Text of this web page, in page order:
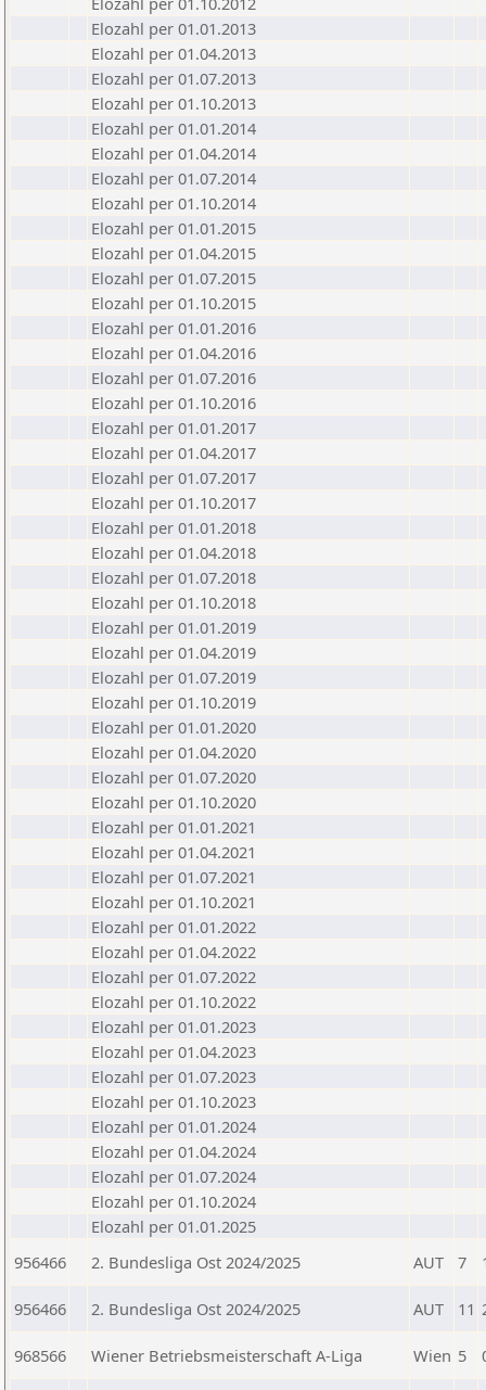
Elozahl per 01.01.2013
Elozahl per 01.04.2013
Elozahl per 01.07.2013
Elozahl per 01.10.2013
Elozahl per 01.01.2014
Elozahl per 01.04.2014
Elozahl per 01.07.2014
Elozahl per 01.10.2014
Elozahl per 01.01.2015
Elozahl per 01.04.2015
Elozahl per 01.07.2015
Elozahl per 01.10.2015
Elozahl per 01.01.2016
Elozahl per 01.04.2016
Elozahl per 01.07.2016
Elozahl per 01.10.2016
Elozahl per 01.01.2017
Elozahl per 01.04.2017
Elozahl per 01.07.2017
Elozahl per 01.10.2017
Elozahl per 01.01.2018
Elozahl per 01.04.2018
Elozahl per 01.07.2018
Elozahl per 01.10.2018
Elozahl per 01.01.2019
Elozahl per 01.04.2019
Elozahl per 01.07.2019
Elozahl per 01.10.2019
Elozahl per 01.01.2020
Elozahl per 01.04.2020
Elozahl per 01.07.2020
Elozahl per 01.10.2020
Elozahl per 01.01.2021
Elozahl per 01.04.2021
Elozahl per 01.07.2021
Elozahl per 01.10.2021
Elozahl per 01.01.2022
Elozahl per 01.04.2022
Elozahl per 01.07.2022
Elozahl per 01.10.2022
Elozahl per 01.01.2023
Elozahl per 01.04.2023
Elozahl per 01.07.2023
Elozahl per 01.10.2023
Elozahl per 01.01.2024
Elozahl per 01.04.2024
Elozahl per 01.07.2024
Elozahl per 01.10.2024
Elozahl per 01.01.2025
956466
2. Bundesliga Ost 2024/2025 AUT 7
956466 2. Bundesliga Ost 2024/2025 AUT 11
968566 Wiener Betriebsmeisterschaft A-Liga Wien 5